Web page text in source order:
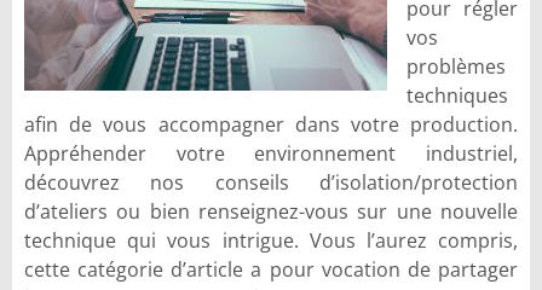
pour régler
vos
problèmes
techniques
afin de vous accompagner dans votre production.
Appréhender votre environnement industriel,
découvrez nos conseils d’isolation/protection
d’ateliers ou bien renseignez-vous sur une nouvelle
technique qui vous intrigue. Vous l’aurez compris,
cette catégorie d’article a pour vocation de partager